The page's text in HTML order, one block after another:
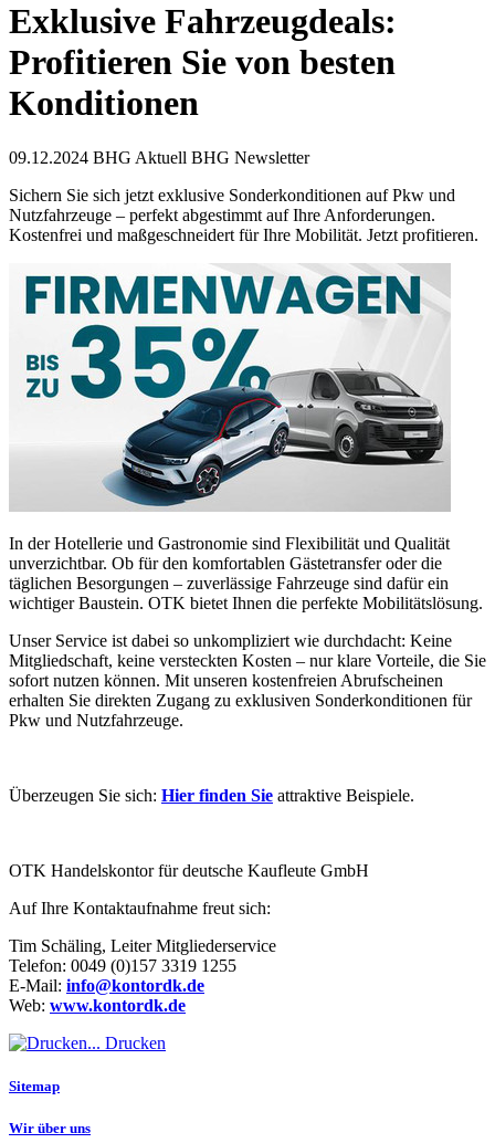
Exklusive Fahrzeugdeals:
Profitieren Sie von besten
Konditionen
09.12.2024 BHG Aktuell BHG Newsletter
Sichern Sie sich jetzt exklusive Sonderkonditionen auf Pkw und
Nutzfahrzeuge – perfekt abgestimmt auf Ihre Anforderungen.
Kostenfrei und maßgeschneidert für Ihre Mobilität. Jetzt profitieren.
In der Hotellerie und Gastronomie sind Flexibilität und Qualität
unverzichtbar. Ob für den komfortablen Gästetransfer oder die
täglichen Besorgungen – zuverlässige Fahrzeuge sind dafür ein
wichtiger Baustein. OTK bietet Ihnen die perfekte Mobilitätslösung.
Unser Service ist dabei so unkompliziert wie durchdacht: Keine
Mitgliedschaft, keine versteckten Kosten – nur klare Vorteile, die Sie
sofort nutzen können. Mit unseren kostenfreien Abrufscheinen
erhalten Sie direkten Zugang zu exklusiven Sonderkonditionen für
Pkw und Nutzfahrzeuge.
Überzeugen Sie sich: Hier finden Sie attraktive Beispiele.
OTK Handelskontor für deutsche Kaufleute GmbH
Auf Ihre Kontaktaufnahme freut sich:
Tim Schäling, Leiter Mitgliederservice
Telefon: 0049 (0)157 3319 1255
E-Mail: info@kontordk.de
Web: www.kontordk.de
Drucken
Sitemap
Wir über uns